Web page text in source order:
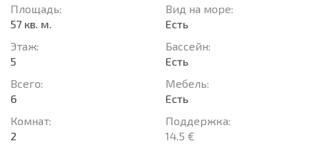
Площадь:
57 кв. м.
Этаж:
5
Всего:
6
Комнат:
2
Вид на море:
Есть
Басcейн:
Есть
Мебель:
Есть
Поддержка:
14.5 €